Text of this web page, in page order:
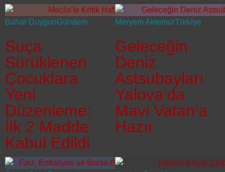
Bahar DuygunGündem
Suça
Sürüklenen
Çocuklara
Yeni
Düzenleme:
İlk 2 Madde
Kabul Edildi
Meryem AktemurTürkiye
Geleceğin
Deniz
Astsubayları
Yalova’da
Mavi Vatan’a
Hazır